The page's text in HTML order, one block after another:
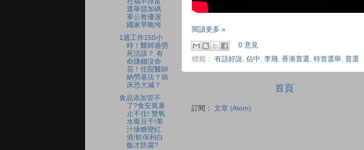
閱讀更多 »
0 意見
標籤： 有話好說 佔中 李飛 香港普選 特首選舉 普選
首頁
訂閱： 文章 (Atom)
選舉競加碼
軍公教優渥
國家早晚垮
1週工作150小
時！醫師過勞
死活該？ 有
命賺錢沒命
花！住院醫師
納勞基法？病
床恐大減？
食品添加管不
了?食安風暴
止不住! 雙氧
水毒豆干!果
汁摻糖變紅
酒!鮮保利白
飯才防腐?